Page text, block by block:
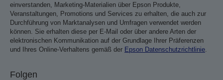
einverstanden, Marketing-Materialien über Epson Produkte,
Veranstaltungen, Promotions und Services zu erhalten, die auch zur
Durchführung von Marktanalysen und Umfragen verwendet werden
können. Sie erhalten diese per E-Mail oder über andere Arten der
elektronischen Kommunikation auf der Grundlage Ihrer Präferenzen
und Ihres Online-Verhaltens gemäß der Epson Datenschutzrichtlinie.
Folgen